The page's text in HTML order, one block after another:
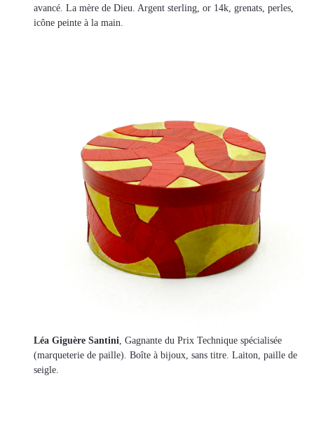
avancé. La mère de Dieu. Argent sterling, or 14k, grenats, perles,
icône peinte à la main.
Léa Giguère Santini , Gagnante du Prix Technique spécialisée
(marqueterie de paille). Boîte à bijoux, sans titre. Laiton, paille de
seigle.